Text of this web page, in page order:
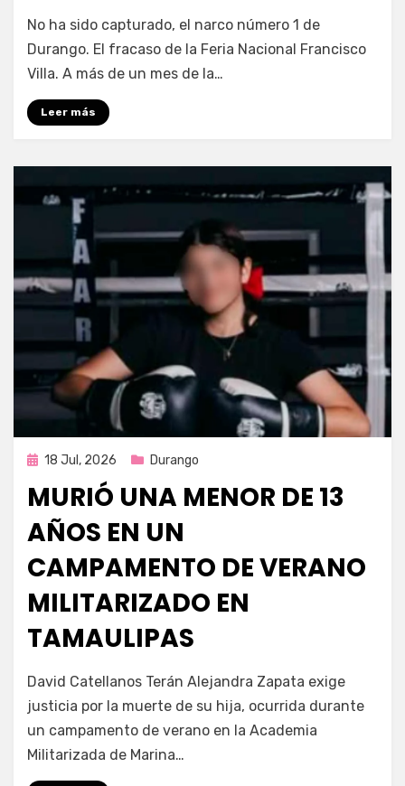
por Fernando Miranda Servín
No ha sido capturado, el narco número 1 de
Durango. El fracaso de la Feria Nacional Francisco
Villa. A más de un mes de la…
Leer más
Publicada
18 Jul, 2026 Durango
MURIÓ UNA MENOR DE 13
AÑOS EN UN
CAMPAMENTO DE VERANO
MILITARIZADO EN
TAMAULIPAS
por Fernando Miranda Servín
David Catellanos Terán Alejandra Zapata exige
justicia por la muerte de su hija, ocurrida durante
un campamento de verano en la Academia
Militarizada de Marina…